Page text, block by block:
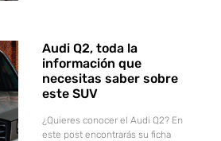
Audi Q2, toda la
información que
necesitas saber sobre
este SUV
¿Quieres conocer el Audi Q2? En
este post encontrarás su ficha